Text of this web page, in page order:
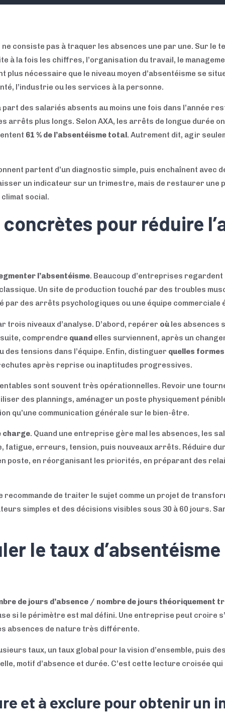
consiste pas à traquer les absences une par une. Sur
à la fois les chiffres, l’organisation du travail, le
plus nécessaire que le niveau moyen d’absentéisme se
l’industrie ou les services à la personne.
part des salariés absents au moins une fois dans l’année
arrêts plus longs. Selon AXA, les arrêts de longue durée
61 % de l’absentéisme total . Autrement dit, agir
partent d’un diagnostic simple, puis enchaînent avec
un indicateur sur un trimestre, mais de restaurer
social.
pour réduire
l’absentéisme. Beaucoup d’entreprises
Un site de production touché par des troubles
par des arrêts psychologiques ou une équipe commerciale
trois niveaux d’analyse. D’abord, repérer où les absences
comprendre quand elles surviennent, après un
des tensions dans l’équipe. Enfin, distinguer quelles formes
après reprise ou inaptitudes progressives.
sont souvent très opérationnelles. Revoir une
des plannings, aménager un poste physiquement
qu’une communication générale sur le bien-être.
charge. Quand une entreprise gère mal les absences, les
erreurs, tension, puis nouveaux arrêts. Réduire
poste, en réorganisant les priorités, en préparant des
recommande de traiter le sujet comme un projet de
simples et des décisions visibles sous 30 à 60 jours.
le taux d’absentéisme
de jours d’absence / nombre de jours théoriquement
si le périmètre est mal défini. Une entreprise peut croire
absences de nature très différente.
taux, un taux global pour la vision d’ensemble, puis
motif d’absence et durée. C’est cette lecture croisée
et à exclure pour obtenir un